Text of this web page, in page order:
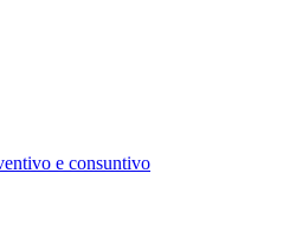
e consuntivo